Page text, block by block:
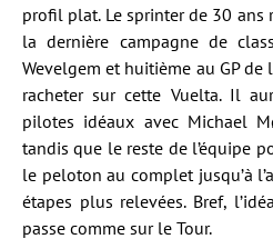
profil plat. Le sprinter de 30 ans
la dernière campagne de
Wevelgem et huitième au GP de
racheter sur cette Vuelta. Il
pilotes idéaux avec Michael
tandis que le reste de l’équipe
le peloton au complet jusqu’à
étapes plus relevées. Bref,
passe comme sur le Tour.